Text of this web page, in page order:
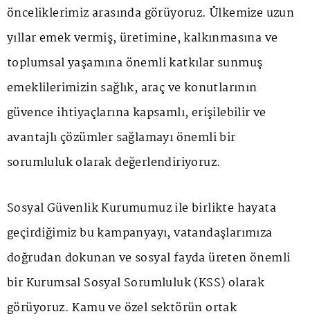
önceliklerimiz arasında görüyoruz. Ülkemize uzun
yıllar emek vermiş, üretimine, kalkınmasına ve
toplumsal yaşamına önemli katkılar sunmuş
emeklilerimizin sağlık, araç ve konutlarının
güvence ihtiyaçlarına kapsamlı, erişilebilir ve
avantajlı çözümler sağlamayı önemli bir
sorumluluk olarak değerlendiriyoruz.
Sosyal Güvenlik Kurumumuz ile birlikte hayata
geçirdiğimiz bu kampanyayı, vatandaşlarımıza
doğrudan dokunan ve sosyal fayda üreten önemli
bir Kurumsal Sosyal Sorumluluk (KSS) olarak
görüyoruz. Kamu ve özel sektörün ortak